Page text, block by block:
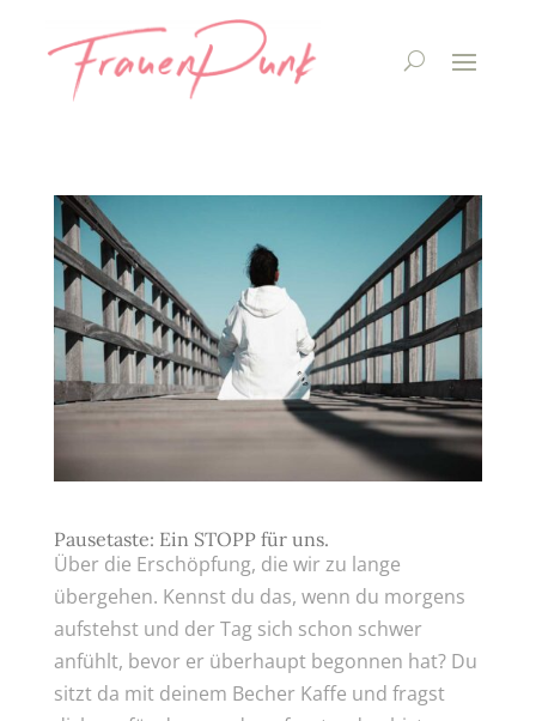
Pausetaste: Ein STOPP für uns.
Über die Erschöpfung, die wir zu lange
übergehen. Kennst du das, wenn du morgens
aufstehst und der Tag sich schon schwer
anfühlt, bevor er überhaupt begonnen hat? Du
sitzt da mit deinem Becher Kaffe und fragst